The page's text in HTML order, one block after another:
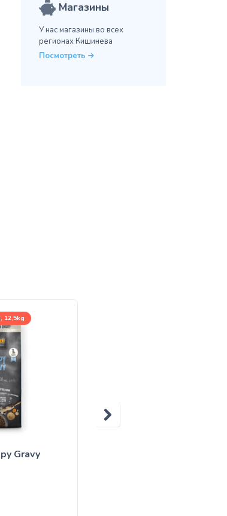
Магазины
У нас магазины во всех
регионах Кишинева
Посмотреть
12,5kg
Gravy